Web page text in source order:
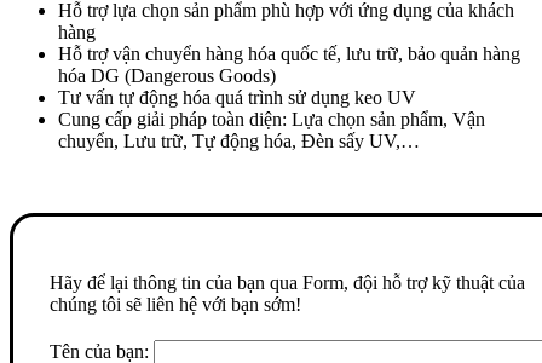
Hỗ trợ lựa chọn sản phẩm phù hợp với ứng dụng của khách
hàng
Hỗ trợ vận chuyển hàng hóa quốc tế, lưu trữ, bảo quản hàng
hóa DG (Dangerous Goods)
Tư vấn tự động hóa quá trình sử dụng keo UV
Cung cấp giải pháp toàn diện: Lựa chọn sản phẩm, Vận
chuyển, Lưu trữ, Tự động hóa, Đèn sấy UV,…
Hãy để lại thông tin của bạn qua Form, đội hỗ trợ kỹ thuật của
chúng tôi sẽ liên hệ với bạn sớm!
Tên của bạn: